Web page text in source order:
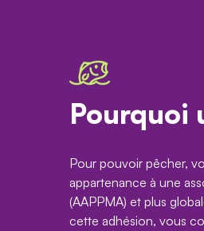
Pourquoi
Pour pouvoir pêcher,
appartenance à une
(AAPPMA) et plus
cette adhésion, vous